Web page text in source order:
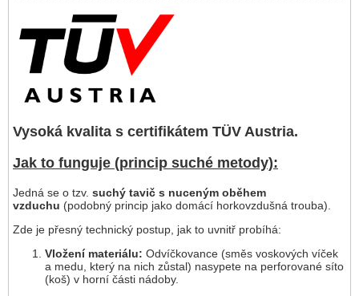
Vysoká kvalita s certifikátem TÜV Austria.
Jak to funguje (princip suché metody):
Jedná se o tzv. suchý tavič s nuceným oběhem
vzduchu (podobný princip jako domácí horkovzdušná trouba).
Zde je přesný technický postup, jak to uvnitř probíhá:
Vložení materiálu: Odvíčkovance (směs voskových víček
a medu, který na nich zůstal) nasypete na perforované síto
(koš) v horní části nádoby.